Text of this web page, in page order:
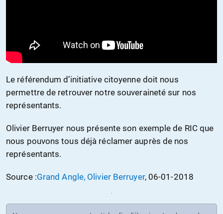
Le référendum d’initiative citoyenne doit nous
permettre de retrouver notre souveraineté sur nos
représentants.
Olivier Berruyer nous présente son exemple de RIC que
nous pouvons tous déjà réclamer auprès de nos
représentants.
Source :Grand Angle, Olivier Berruyer, 06-01-2018